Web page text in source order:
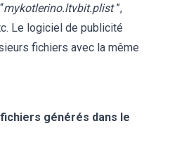
mykotlerino.ltvbit.plist ”,
Le logiciel de publicité
fichiers avec la même
générés dans le